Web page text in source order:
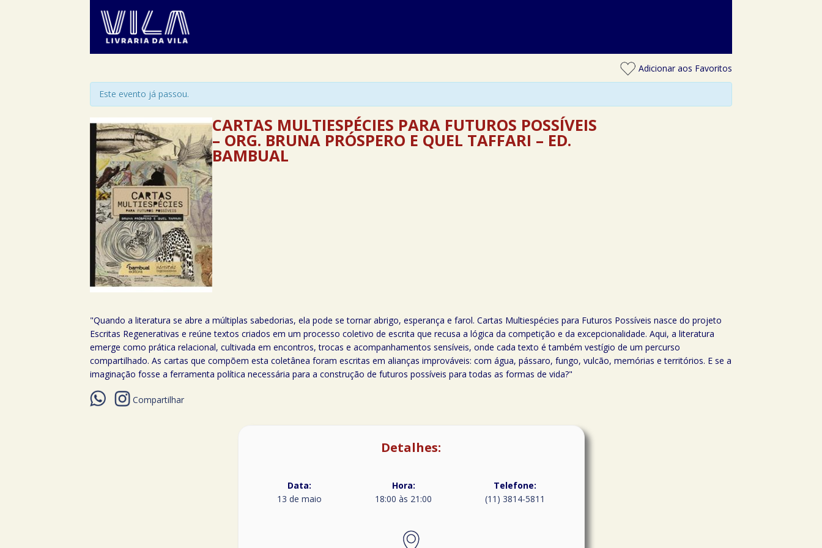
Adicionar aos Favoritos
Este evento já passou.
CARTAS MULTIESPÉCIES PARA FUTUROS POSSÍVEIS
– ORG. BRUNA PRÓSPERO E QUEL TAFFARI – ED.
BAMBUAL
"Quando a literatura se abre a múltiplas sabedorias, ela pode se tornar abrigo, esperança e farol. Cartas Multiespécies para Futuros Possíveis nasce do projeto
Escritas Regenerativas e reúne textos criados em um processo coletivo de escrita que recusa a lógica da competição e da excepcionalidade. Aqui, a literatura
emerge como prática relacional, cultivada em encontros, trocas e acompanhamentos sensíveis, onde cada texto é também vestígio de um percurso
compartilhado. As cartas que compõem esta coletânea foram escritas em alianças improváveis: com água, pássaro, fungo, vulcão, memórias e territórios. E se a
imaginação fosse a ferramenta política necessária para a construção de futuros possíveis para todas as formas de vida?"
Compartilhar
Detalhes:
Data:
13 de maio
Hora:
18:00 às 21:00
Telefone:
(11) 3814-5811